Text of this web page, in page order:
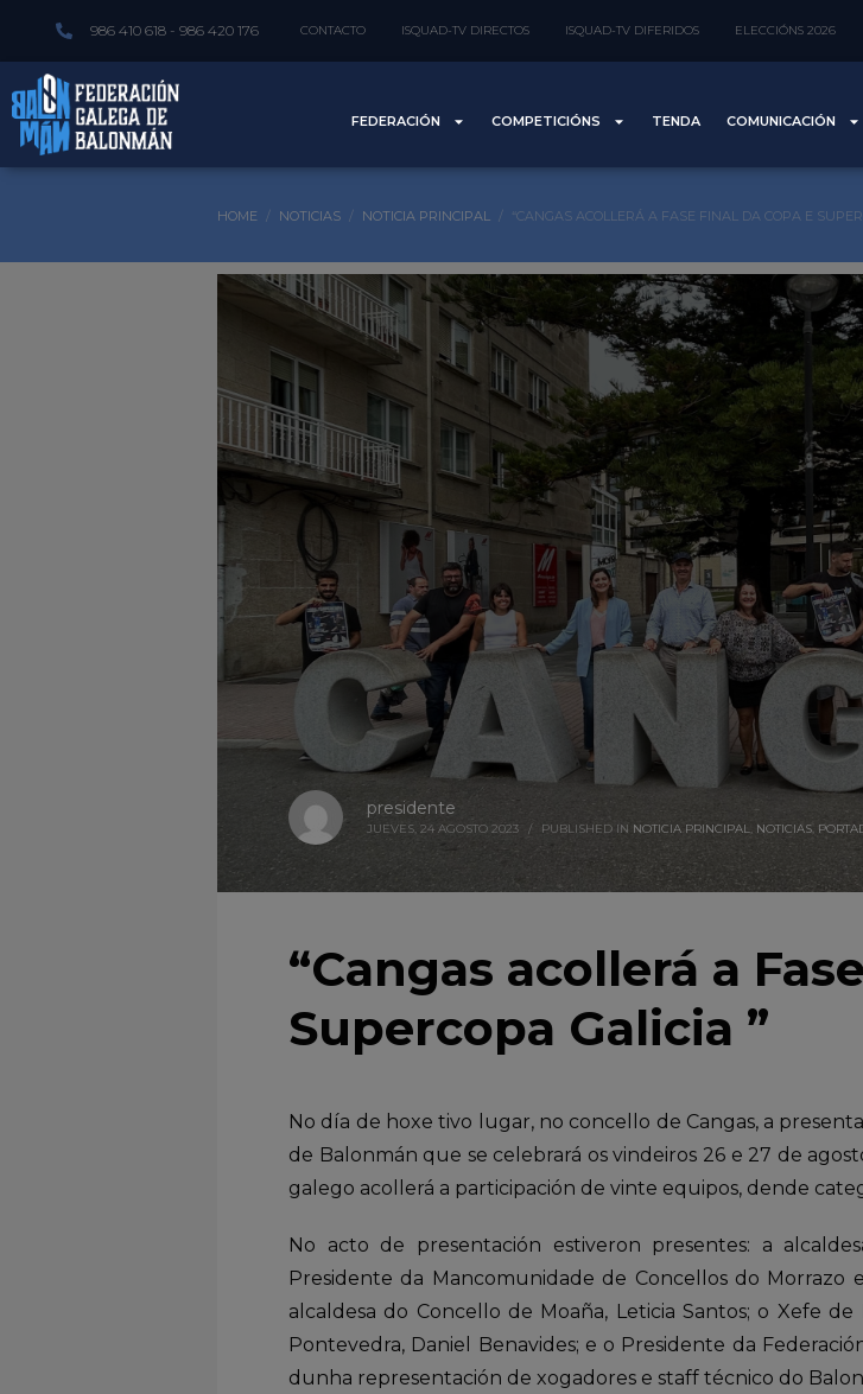
986 410 618 - 986 420 176 CONTACTO ISQUAD-TV DIRECTOS ISQUAD-TV DIFERIDOS ELECCIÓNS 2026
FEDERACIÓN COMPETICIÓNS TENDA COMUNICACIÓN
HOME NOTICIAS NOTICIA PRINCIPAL “CANGAS ACOLLERÁ A FASE FINAL DA COPA E
presidente
JUEVES, 24 AGOSTO 2023 / PUBLISHED IN NOTICIA PRINCIPAL, NOTICIAS,
“Cangas acollerá a
Supercopa Galicia ”
No día de hoxe tivo lugar, no concello de Cangas, a
de Balonmán que se celebrará os vindeiros 26 e 27 de
galego acollerá a participación de vinte equipos, dende
No acto de presentación estiveron presentes: a
Presidente da Mancomunidade de Concellos do
alcaldesa do Concello de Moaña, Leticia Santos; o Xefe
Pontevedra, Daniel Benavides; e o Presidente da
dunha representación de xogadores e staff técnico do